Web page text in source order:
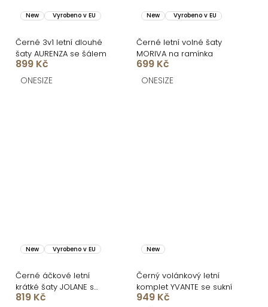
New Vyrobeno v EU
Černé 3v1 letní dlouhé
šaty AURENZA se šálem
899 Kč
ONESIZE
New Vyrobeno v EU
Černé letní volné šaty
MORIVA na ramínka
699 Kč
ONESIZE
New Vyrobeno v EU
Černé áčkové letní
krátké šaty JOLANE s
puntíky
819 Kč
New
Černý volánkový letní
komplet YVANTE se sukní
949 Kč